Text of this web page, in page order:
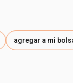
agregar a mi